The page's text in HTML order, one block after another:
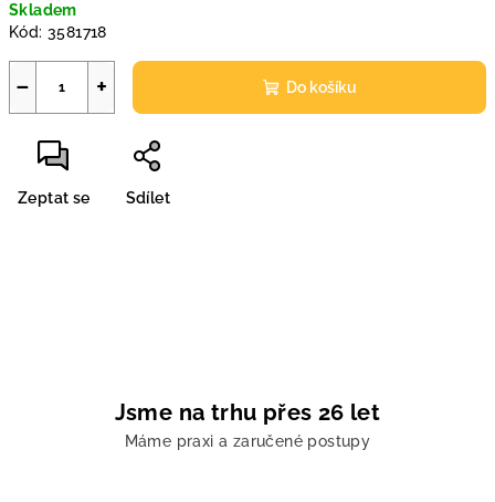
cena:
Skladem
Kód: 3581718
+
− Do košíku
Zeptat se Sdílet
Jsme na trhu přes 26 let
Máme praxi a zaručené postupy